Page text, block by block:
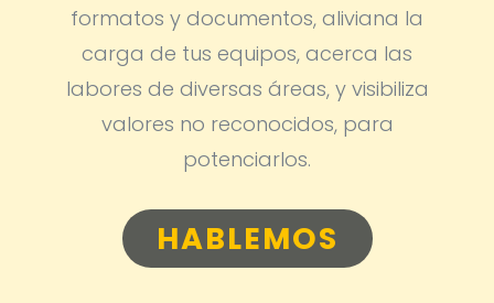
formatos y documentos, aliviana la
carga de tus equipos, acerca las
labores de diversas áreas, y visibiliza
valores no reconocidos, para
potenciarlos.
HABLEMOS